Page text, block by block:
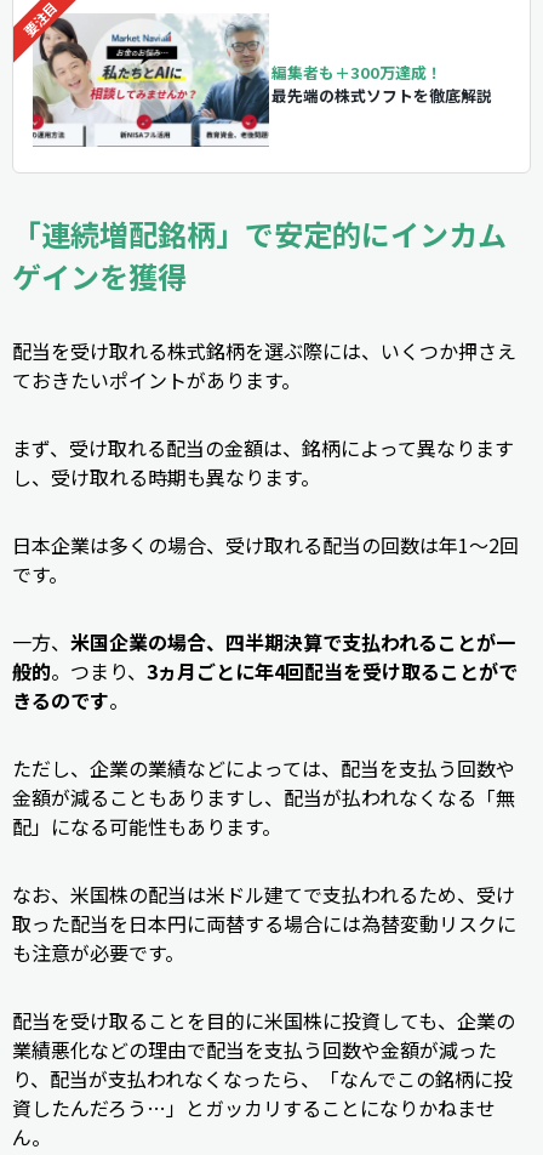
編集者も＋300万達成！
最先端の株式ソフトを徹底解説
「連続増配銘柄」で安定的にインカム
ゲインを獲得
配当を受け取れる株式銘柄を選ぶ際には、いくつか押さえ
ておきたいポイントがあります。
まず、受け取れる配当の金額は、銘柄によって異なります
し、受け取れる時期も異なります。
日本企業は多くの場合、受け取れる配当の回数は年1～2回
です。
一方、 米国企業の場合、四半期決算で支払われることが一
般的。つまり、 3ヵ月ごとに年4回配当を受け取ることがで
きるのです。
ただし、企業の業績などによっては、配当を支払う回数や
金額が減ることもありますし、配当が払われなくなる「無
配」になる可能性もあります。
なお、米国株の配当は米ドル建てで支払われるため、受け
取った配当を日本円に両替する場合には為替変動リスクに
も注意が必要です。
配当を受け取ることを目的に米国株に投資しても、企業の
業績悪化などの理由で配当を支払う回数や金額が減った
り、配当が支払われなくなったら、「なんでこの銘柄に投
資したんだろう…」とガッカリすることになりかねませ
ん。